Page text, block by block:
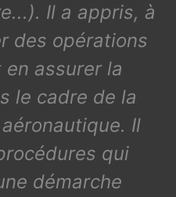
Il a appris, à
des opérations
assurer la
le cadre de la
Il
qui
démarche